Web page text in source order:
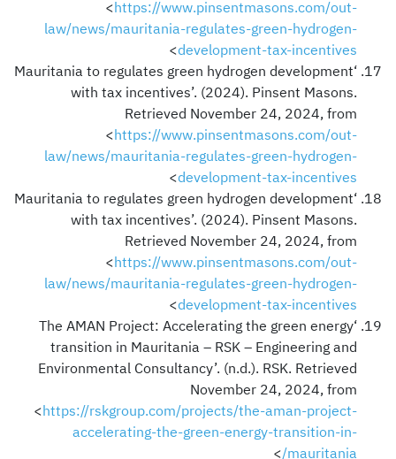
<https://www.pinsentmasons.com/out-
law/news/mauritania-regulates-green-hydrogen-
development-tax-incentives
>
‘Mauritania to regulates green hydrogen development
with tax incentives’. (2024). Pinsent Masons.
Retrieved November 24, 2024, from
<https://www.pinsentmasons.com/out-
law/news/mauritania-regulates-green-hydrogen-
development-tax-incentives
>
‘Mauritania to regulates green hydrogen development
with tax incentives’. (2024). Pinsent Masons.
Retrieved November 24, 2024, from
<https://www.pinsentmasons.com/out-
law/news/mauritania-regulates-green-hydrogen-
development-tax-incentives
>
‘The AMAN Project: Accelerating the green energy
transition in Mauritania – RSK – Engineering and
Environmental Consultancy’. (n.d.). RSK. Retrieved
November 24, 2024, from
<https://rskgroup.com/projects/the-aman-project-
accelerating-the-green-energy-transition-in-
mauritania/
>